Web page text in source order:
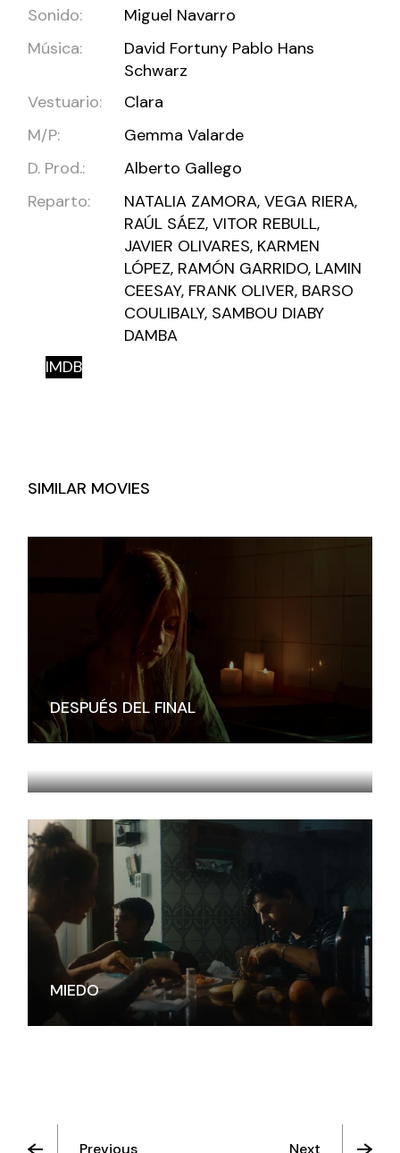
Sonido:
Miguel Navarro
Música:
David Fortuny Pablo Hans
Schwarz
Vestuario:
Clara
M/P:
Gemma Valarde
D. Prod.:
Alberto Gallego
Reparto:
NATALIA ZAMORA, VEGA RIERA,
RAÚL SÁEZ, VITOR REBULL,
JAVIER OLIVARES, KARMEN
LÓPEZ, RAMÓN GARRIDO, LAMIN
CEESAY, FRANK OLIVER, BARSO
COULIBALY, SAMBOU DIABY
DAMBA
IMDB
SIMILAR MOVIES
DESPUÉS DEL FINAL
MIEDO